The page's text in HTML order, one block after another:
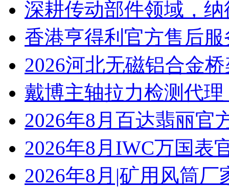
深耕传动部件领域，
香港亨得利官方售后
2026河北无磁铝合金
戴博主轴拉力检测代
2026年8月百达翡丽官
2026年8月IWC万国表
2026年8月|矿用风筒厂